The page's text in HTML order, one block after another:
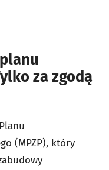
za zgodą
(MPZP), który